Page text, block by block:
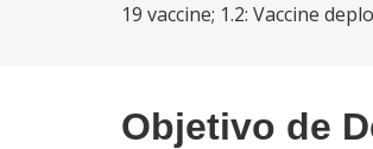
19 vaccine; 1.2: Vaccine
Objetivo de